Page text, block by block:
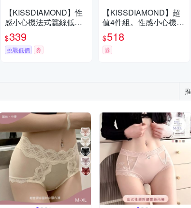
【KISSDIAMOND】性
感小心機法式蠶絲低腰
內褲(老公摯愛款/蕾絲內
褲/緞面/鏤空/網紗/M-XL/
KDW-3729)
$339
挑戰低價 券
【KISSDIAMOND】超
值4件組。性感小心機法
式蠶絲低腰內褲(老公摯
愛款/蕾絲內褲/緞面/鏤
空/網紗/M-XL/KDW-372
$518
券